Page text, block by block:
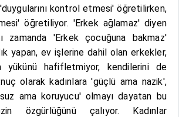
kontrol etmesi' öğretilirken,
öğretiliyor. 'Erkek ağlamaz' diyen
zamanda 'Erkek çocuğuna bakmaz'
yapan, ev işlerine dahil olan erkekler,
yükünü hafifletmiyor, kendilerini de
olarak kadınlara 'güçlü ama nazik',
ama koruyucu' olmayı dayatan bu
özgürlüğünü çalıyor. Kadınlar